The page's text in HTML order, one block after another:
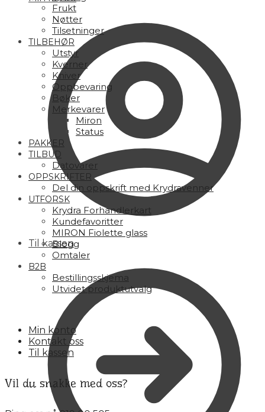
Til kassen
Frukt
Nøtter
Tilsetninger
TILBEHØR
Utstyr
Kverner
Kniver
Oppbevaring
Bøker
Merkevarer
Miron
Status
PAKKER
TILBUD
Datovarer
OPPSKRIFTER
Del din oppskrift med Krydravenner
UTFORSK
Krydra Forhandlerkart
Kundefavoritter
MIRON Fiolette glass
Blogg
Omtaler
B2B
Bestillingsskjema
Utvidet produktutvalg
Min konto
Kontakt oss
Til kassen
Vil du snakke med oss?